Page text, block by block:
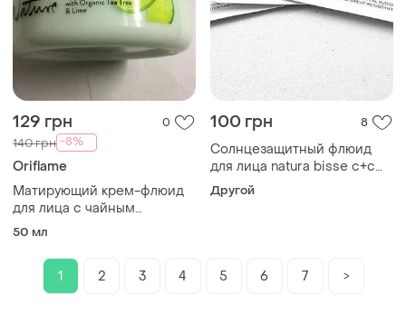
129 грн 0
140 грн -8%
Oriflame
Матирующий крем-флюид
для лица с чайным
деревом и лаймом love
50 мл
100 грн 8
Солнцезащитный флюид
для лица natura bisse c+c
vitamin dry touch spf 50
Другой
1 2 3 4 5 6 7 >